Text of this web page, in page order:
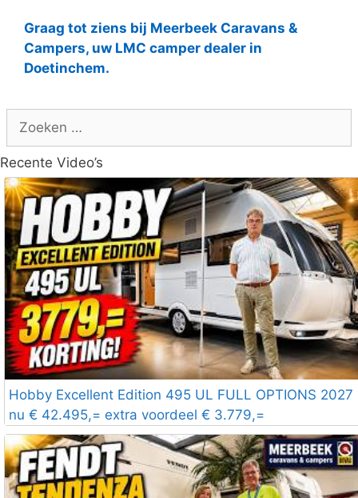
Graag tot ziens bij Meerbeek Caravans &
Campers, uw LMC camper dealer in
Doetinchem.
naar:
Recente Video’s
Hobby Excellent Edition 495 UL FULL OPTIONS 2027
nu € 42.495,= extra voordeel € 3.779,=